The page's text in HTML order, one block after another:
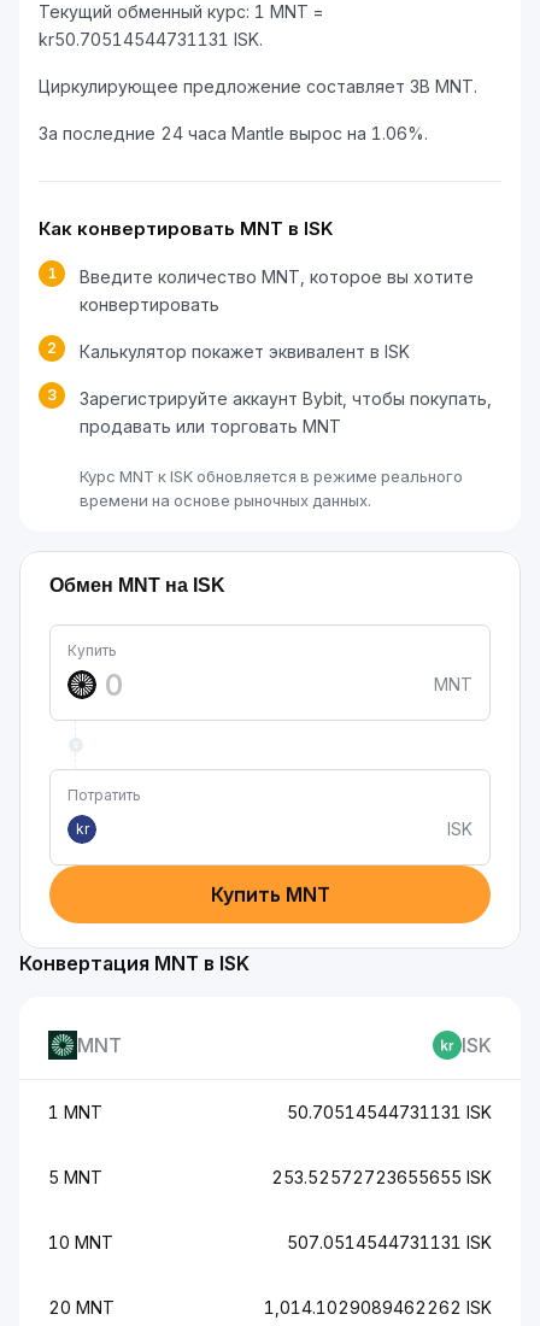
Текущий обменный курс: 1 MNT =
kr50.70514544731131 ISK.
Циркулирующее предложение составляет 3B MNT.
За последние 24 часа Mantle вырос на 1.06%.
Как конвертировать MNT в ISK
1
Введите количество MNT, которое вы хотите
конвертировать
2 Калькулятор покажет эквивалент в ISK
3
Зарегистрируйте аккаунт Bybit, чтобы покупать,
продавать или торговать MNT
Курс MNT к ISK обновляется в режиме реального
времени на основе рыночных данных.
Обмен MNT на ISK
Купить
MNT
Потратить
kr
ISK
Купить MNT
Конвертация MNT в ISK
MNT ISK
1 MNT 50.70514544731131 ISK
5 MNT 253.52572723655655 ISK
10 MNT 507.0514544731131 ISK
20 MNT 1,014.1029089462262 ISK